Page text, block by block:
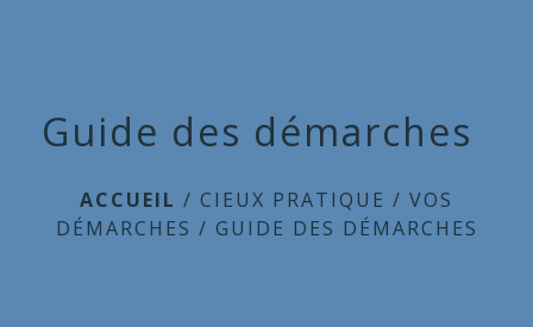
Guide des démarches
ACCUEIL / CIEUX PRATIQUE / VOS
DÉMARCHES / GUIDE DES DÉMARCHES